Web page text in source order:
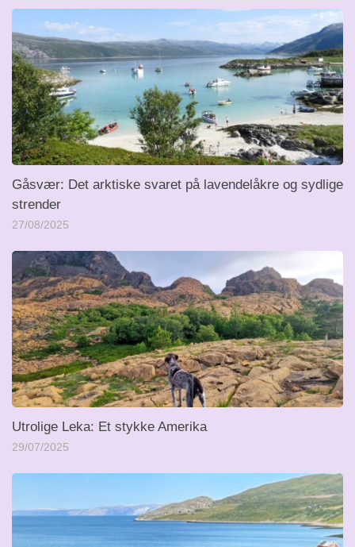
Gåsvær: Det arktiske svaret på lavendelåkre og sydlige
strender
27/08/2025
Utrolige Leka: Et stykke Amerika
29/07/2025